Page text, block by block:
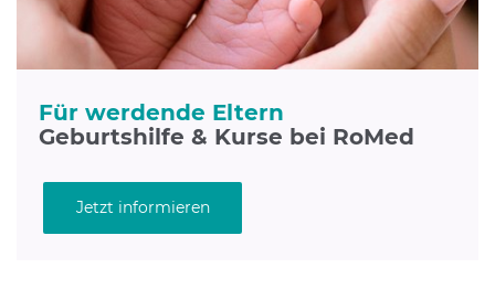
Für werdende Eltern
Geburtshilfe & Kurse bei RoMed
Jetzt informieren